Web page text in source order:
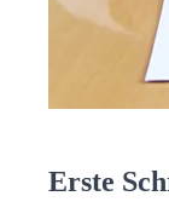
Erste